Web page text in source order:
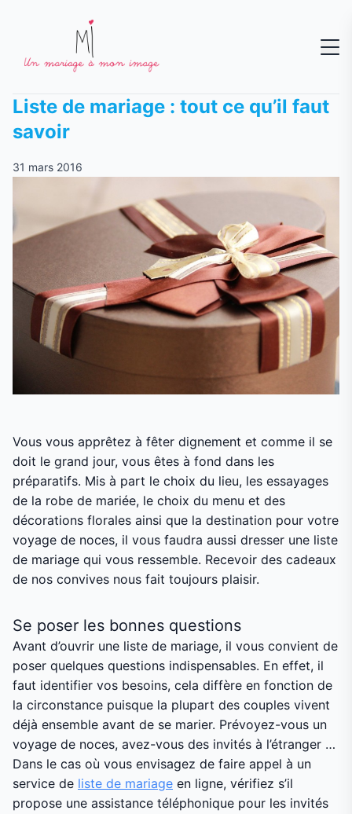
Liste de mariage : tout ce qu’il faut
savoir
31 mars 2016
Vous vous apprêtez à fêter dignement et comme il se
doit le grand jour, vous êtes à fond dans les
préparatifs. Mis à part le choix du lieu, les essayages
de la robe de mariée, le choix du menu et des
décorations florales ainsi que la destination pour votre
voyage de noces, il vous faudra aussi dresser une liste
de mariage qui vous ressemble. Recevoir des cadeaux
de nos convives nous fait toujours plaisir.
Se poser les bonnes questions
Avant d’ouvrir une liste de mariage, il vous convient de
poser quelques questions indispensables. En effet, il
faut identifier vos besoins, cela diffère en fonction de
la circonstance puisque la plupart des couples vivent
déjà ensemble avant de se marier. Prévoyez-vous un
voyage de noces, avez-vous des invités à l’étranger …
Dans le cas où vous envisagez de faire appel à un
service de liste de mariage en ligne, vérifiez s’il
propose une assistance téléphonique pour les invités